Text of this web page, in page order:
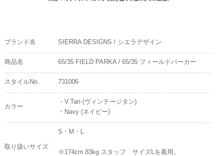
ブランド名 SIERRA DESIGNS / シエラデザイン
商品名 65/35 FIELD PARKA / 65/35 フィールドパーカー
スタイルNo. 731006
カラー
・V.Tan (ヴィンテージタン)
・Navy (ネイビー)
取り扱いサイズ
S・M・L
※174cm 83kg スタッフ サイズLを着用。